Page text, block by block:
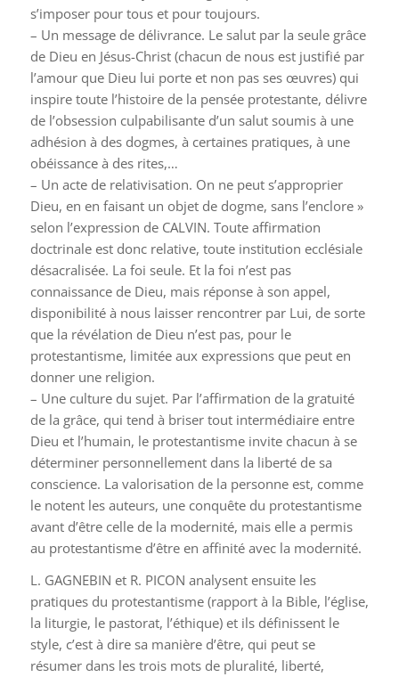
s’imposer pour tous et pour toujours.
– Un message de délivrance. Le salut par la seule grâce
de Dieu en Jésus-Christ (chacun de nous est justifié par
l’amour que Dieu lui porte et non pas ses œuvres) qui
inspire toute l’histoire de la pensée protestante, délivre
de l’obsession culpabilisante d’un salut soumis à une
adhésion à des dogmes, à certaines pratiques, à une
obéissance à des rites,…
– Un acte de relativisation. On ne peut s’approprier
Dieu, en en faisant un objet de dogme, sans l’enclore »
selon l’expression de CALVIN. Toute affirmation
doctrinale est donc relative, toute institution ecclésiale
désacralisée. La foi seule. Et la foi n’est pas
connaissance de Dieu, mais réponse à son appel,
disponibilité à nous laisser rencontrer par Lui, de sorte
que la révélation de Dieu n’est pas, pour le
protestantisme, limitée aux expressions que peut en
donner une religion.
– Une culture du sujet. Par l’affirmation de la gratuité
de la grâce, qui tend à briser tout intermédiaire entre
Dieu et l’humain, le protestantisme invite chacun à se
déterminer personnellement dans la liberté de sa
conscience. La valorisation de la personne est, comme
le notent les auteurs, une conquête du protestantisme
avant d’être celle de la modernité, mais elle a permis
au protestantisme d’être en affinité avec la modernité.
L. GAGNEBIN et R. PICON analysent ensuite les
pratiques du protestantisme (rapport à la Bible, l’église,
la liturgie, le pastorat, l’éthique) et ils définissent le
style, c’est à dire sa manière d’être, qui peut se
résumer dans les trois mots de pluralité, liberté,